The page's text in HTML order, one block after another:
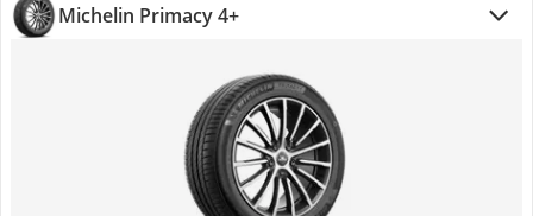
Michelin Primacy 4+